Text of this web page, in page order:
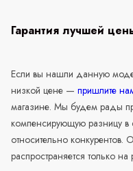
Гарантия лучшей
Если вы нашли данную
низкой цене — пришлите
магазине. Мы будем рады
компенсирующую разницу в
относительно конкурентов.
распространяется только